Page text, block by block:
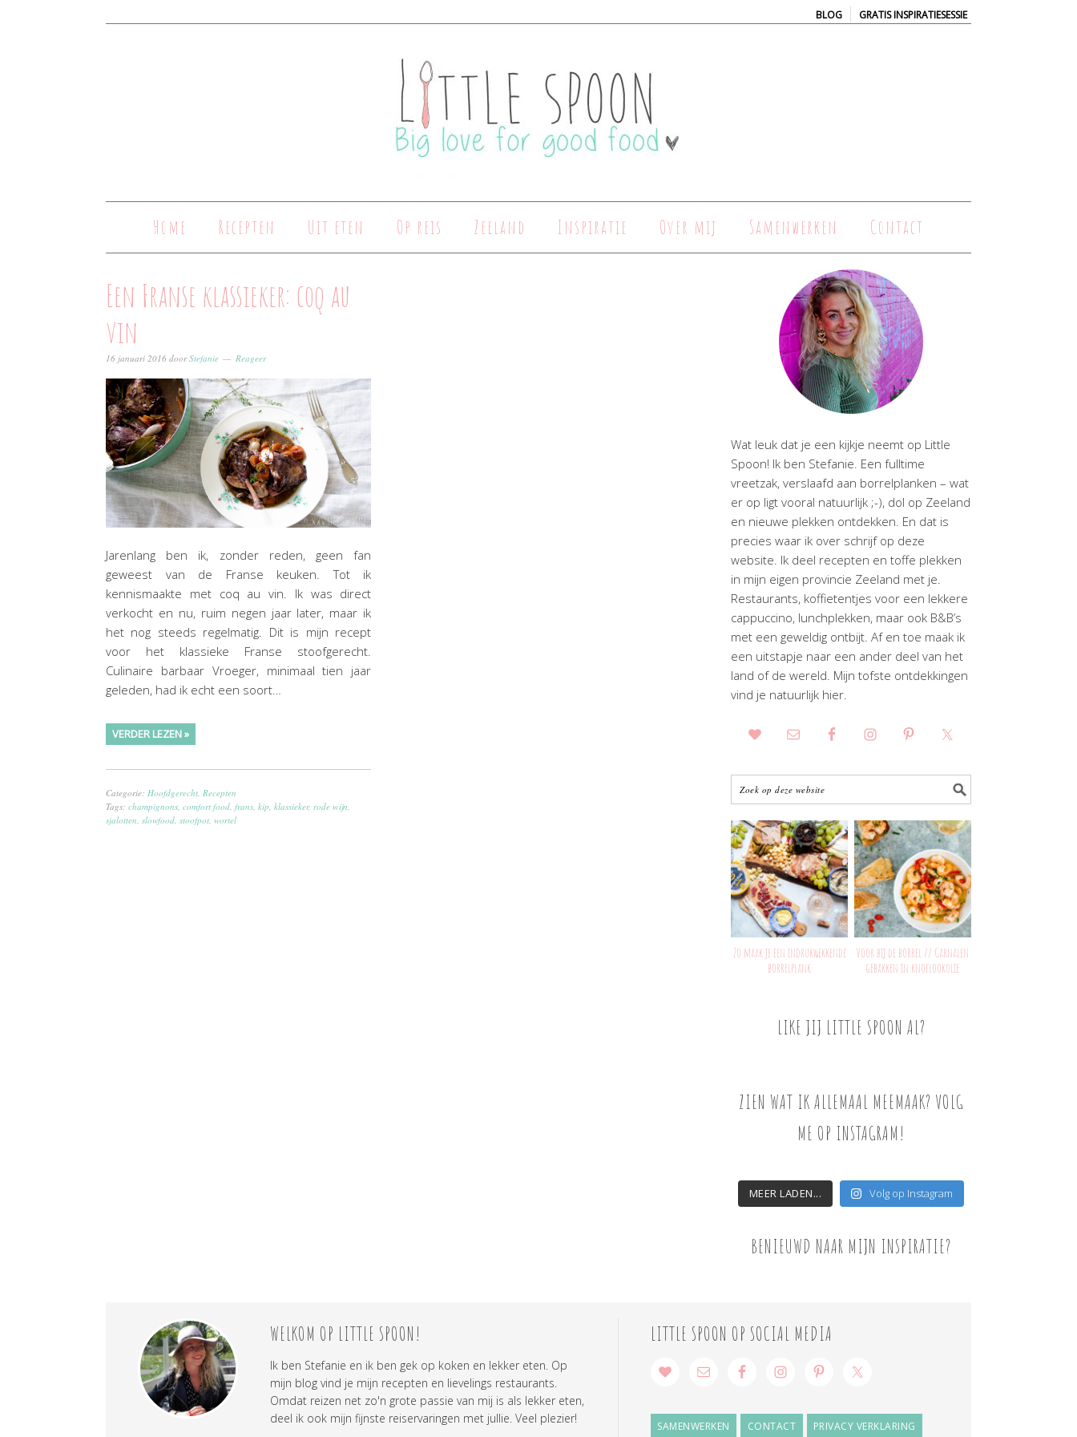
BLOG | GRATIS INSPIRATIESESSIE
Home Recepten Uit eten Op reis Zeeland Inspiratie Over mij Samenwerken Contact
Een Franse klassieker: coq au
vin
16 januari 2016 doorStefanie Reageer
Jarenlang ben ik, zonder reden, geen fan
geweest van de Franse keuken. Tot ik
kennismaakte met coq au vin. Ik was direct
verkocht en nu, ruim negen jaar later, maar ik
het nog steeds regelmatig. Dit is mijn recept
voor het klassieke Franse stoofgerecht.
Culinaire barbaar Vroeger, minimaal tien jaar
geleden, had ik echt een soort…
VERDER LEZEN »
Categorie: Hoofdgerecht, Recepten
Tags: champignons, comfort food, frans, kip, klassieker, rode wijn,
sjalotten, slowfood, stoofpot, wortel
Wat leuk dat je een kijkje neemt op Little
Spoon! Ik ben Stefanie. Een fulltime
vreetzak, verslaafd aan borrelplanken – wat
er op ligt vooral natuurlijk ;-), dol op Zeeland
en nieuwe plekken ontdekken. En dat is
precies waar ik over schrijf op deze
website. Ik deel recepten en toffe plekken
in mijn eigen provincie Zeeland met je.
Restaurants, koffietentjes voor een lekkere
cappuccino, lunchplekken, maar ook B&B’s
met een geweldig ontbijt. Af en toe maak ik
een uitstapje naar een ander deel van het
land of de wereld. Mijn tofste ontdekkingen
vind je natuurlijk hier.
Zo maak je een indrukwekkende
borrelplank
Voor bij de borrel // Garnalen
gebakken in knoflookolie
LIKE JIJ LITTLE SPOON AL?
ZIEN WAT IK ALLEMAAL MEEMAAK? VOLG
ME OP INSTAGRAM!
MEER LADEN... Volg op Instagram
BENIEUWD NAAR MIJN INSPIRATIE?
WELKOM OP LITTLE SPOON!
Ik ben Stefanie en ik ben gek op koken en lekker eten. Op
mijn blog vind je mijn recepten en lievelings restaurants.
Omdat reizen net zo'n grote passie van mij is als lekker eten,
deel ik ook mijn fijnste reiservaringen met jullie. Veel plezier!
LITTLE SPOON OP SOCIAL MEDIA
SAMENWERKEN CONTACT PRIVACY VERKLARING